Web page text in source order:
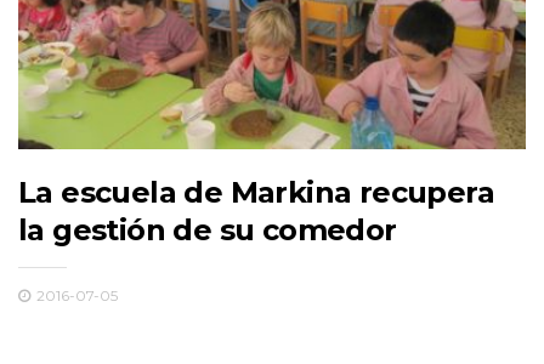
La escuela de Markina recupera
la gestión de su comedor
2016-07-05